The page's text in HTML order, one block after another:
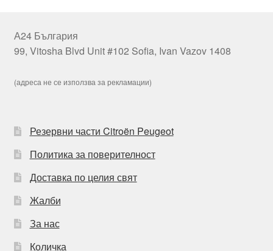
А24 България
99, Vitosha Blvd Unit #102 Sofia, Ivan Vazov 1408
(адреса не се използва за рекламации)
Резервни части Citroën Peugeot
Политика за поверителност
Доставка по целия свят
Жалби
За нас
Количка